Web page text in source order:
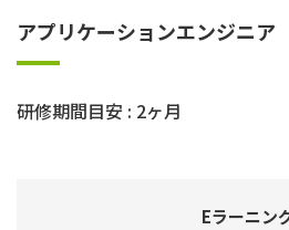
アプリケーションエンジニア
研修期間目安 : 2ヶ月
Eラーニン